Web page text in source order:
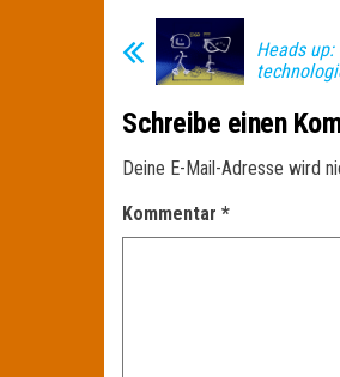
Heads
Schreibe einen
Deine E-Mail-Adresse wird
Kommentar *